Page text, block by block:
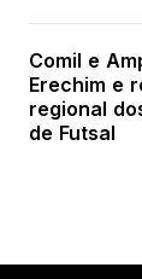
Comil e
Erechim e
regional
de Futsal